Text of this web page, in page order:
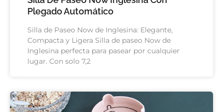
Plegado Automático
Silla de Paseo Now de Inglesina: Elegante,
Compacta y Ligera Silla de paseo Now de
Inglesina perfecta para pasear por cualquier
lugar. Con solo 7,2